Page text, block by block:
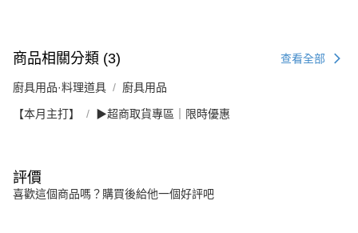
商品相關分類 (3) 查看全部
廚具用品·料理道具 廚具用品
【本月主打】 ▶超商取貨專區｜限時優惠
評價
喜歡這個商品嗎？購買後給他一個好評吧